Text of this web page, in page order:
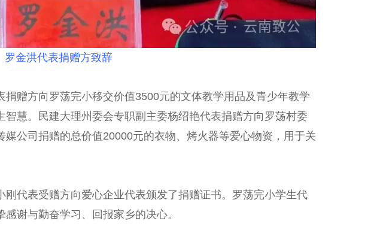
罗金洪代表捐赠方致辞
方向罗荡完小移交价值3500元的文体教学用品及青少年教学
慧。民建大理州委会专职副主委杨绍艳代表捐赠方向罗荡村委
公司捐赠的总价值20000元的衣物、烤火器等爱心物资，用于关
表受赠方向爱心企业代表颁发了捐赠证书。罗荡完小学生代
谢与勤奋学习、回报家乡的决心。